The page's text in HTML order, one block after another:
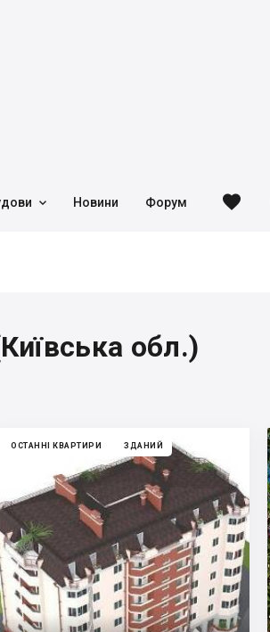
 Новини Форум 
обл.)
ОСТАННІ КВАРТИРИ ЗДАНИЙ